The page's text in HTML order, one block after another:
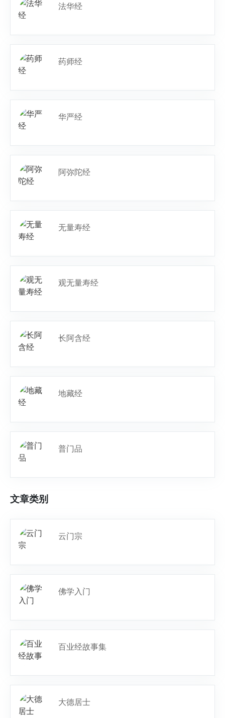
法华经
药师经
华严经
阿弥陀经
无量寿经
观无量寿经
长阿含经
地藏经
普门品
文章类别
云门宗
佛学入门
百业经故事集
大德居士